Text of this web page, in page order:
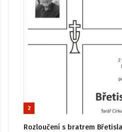
2
Rozloučení s bratrem